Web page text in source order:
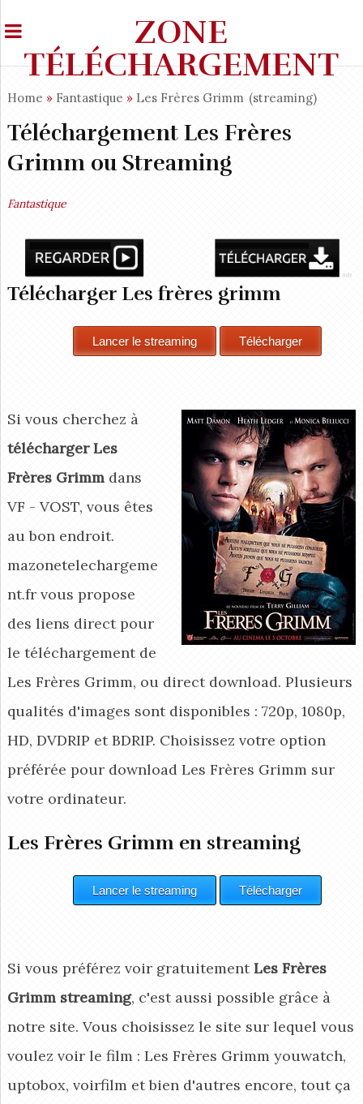
ZONE
TÉLÉCHARGEMENT
Home » Fantastique » Les Frères Grimm (streaming)
Téléchargement Les Frères
Grimm ou Streaming
Fantastique
Télécharger Les frères grimm
Si vous cherchez à
télécharger Les
Frères Grimmdans
VF - VOST, vous êtes
au bon endroit.
mazonetelechargeme
nt.fr vous propose
des liens direct pour
le téléchargement de
Les Frères Grimm, ou direct download. Plusieurs
qualités d'images sont disponibles : 720p, 1080p,
HD, DVDRIP et BDRIP. Choisissez votre option
préférée pour download Les Frères Grimmsur
votre ordinateur.
Les Frères Grimm en streaming
Si vous préférez voir gratuitementLes Frères
Grimm streaming, c'est aussi possible grâce à
notre site. Vous choisissez le site sur lequel vous
voulez voir le film : Les Frères Grimm youwatch,
uptobox, voirfilm et bien d'autres encore, tout ça